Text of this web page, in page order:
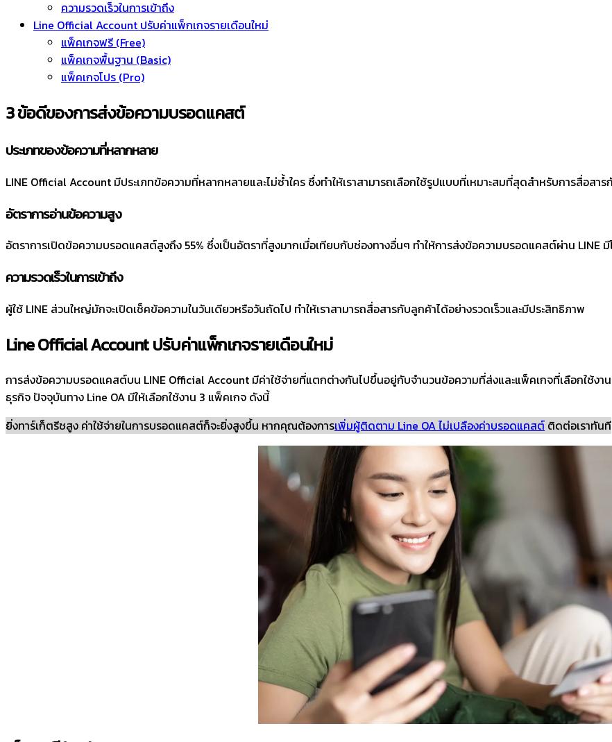
ความรวดเร็วในการเข้าถึง
Line Official Account ปรับค่าแพ็กเกจรายเดือนใหม่
แพ็คเกจฟรี (Free)
แพ็คเกจพื้นฐาน (Basic)
แพ็คเกจโปร (Pro)
3 ข้อดีของการส่งข้อความบรอดแคสต์
ประเภทของข้อความที่หลากหลาย
LINE Official Account มีประเภทข้อความที่หลากหลายและไม่ซ้ำใคร ซึ่งทำให้เราสามารถเลือกใช้รูปแบบที่เหมาะสมที่สุดสำหรับการสื่อสา
อัตราการอ่านข้อความสูง
อัตราการเปิดข้อความบรอดแคสต์สูงถึง 55% ซึ่งเป็นอัตราที่สูงมากเมื่อเทียบกับช่องทางอื่นๆ ทำให้การส่งข้อความบรอดแคสต์ผ่าน LINE
ความรวดเร็วในการเข้าถึง
ผู้ใช้ LINE ส่วนใหญ่มักจะเปิดเช็คข้อความในวันเดียวหรือวันถัดไป ทำให้เราสามารถสื่อสารกับลูกค้าได้อย่างรวดเร็วและมีประสิทธิภาพ
Line Official Account ปรับค่าแพ็กเกจรายเดือนใหม่
การส่งข้อความบรอดแคสต์บน LINE Official Account มีค่าใช้จ่ายที่แตกต่างกันไปขึ้นอยู่กับจำนวนข้อความที่ส่งและแพ็คเกจที่เลือกใช้งา
ธุรกิจ ปัจจุบันทาง Line OA มีให้เลือกใช้งาน 3 แพ็คเกจ ดังนี้
ยิ่งทาร์เก็ตรีชสูง ค่าใช้จ่ายในการบรอดแคสต์ก็จะยิ่งสูงขึ้น หากคุณต้องการเพิ่มผู้ติดตาม Line OA ไม่เปลืองค่าบรอดแคสต์ ติดต่อเราทันที